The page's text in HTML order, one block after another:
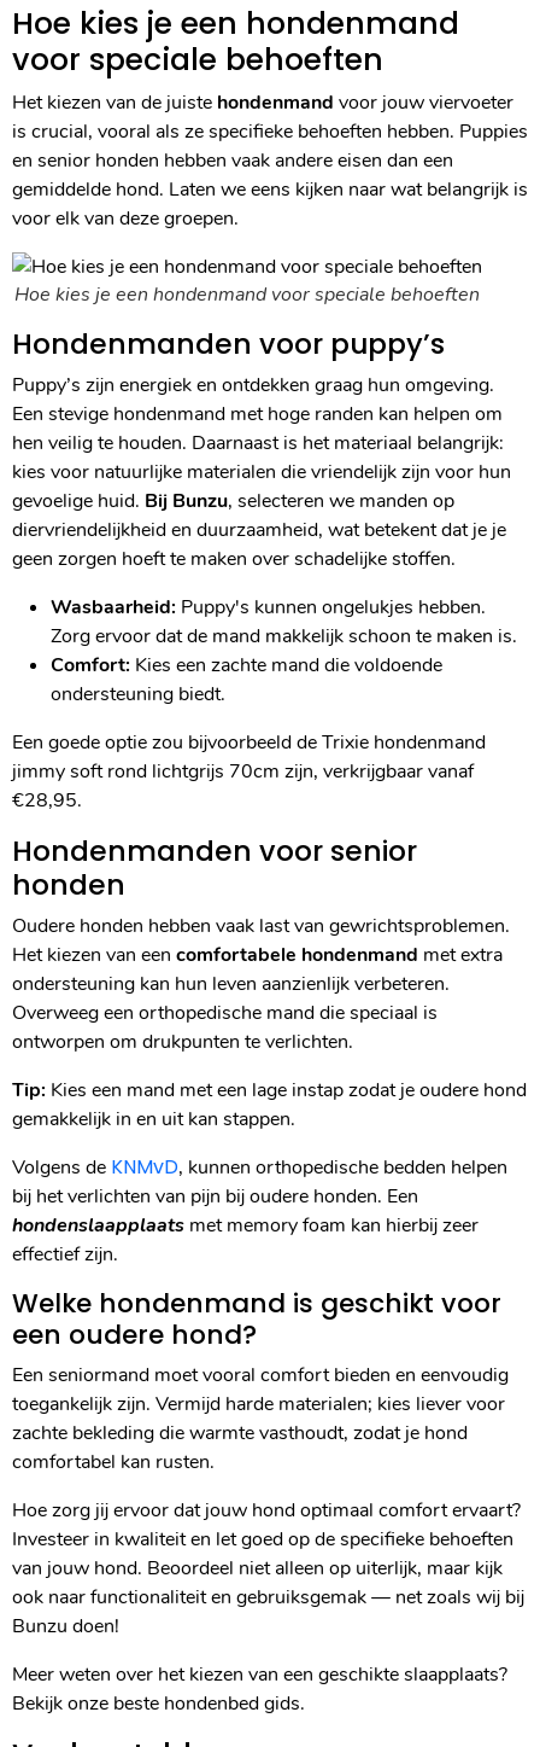
Hoe kies je een hondenmand
voor speciale behoeften
Het kiezen van de juiste hondenmand voor jouw viervoeter
is crucial, vooral als ze specifieke behoeften hebben. Puppies
en senior honden hebben vaak andere eisen dan een
gemiddelde hond. Laten we eens kijken naar wat belangrijk is
voor elk van deze groepen.
Hoe kies je een hondenmand voor speciale behoeften
Hondenmanden voor puppy’s
Puppy’s zijn energiek en ontdekken graag hun omgeving.
Een stevige hondenmand met hoge randen kan helpen om
hen veilig te houden. Daarnaast is het materiaal belangrijk:
kies voor natuurlijke materialen die vriendelijk zijn voor hun
gevoelige huid. Bij Bunzu, selecteren we manden op
diervriendelijkheid en duurzaamheid, wat betekent dat je je
geen zorgen hoeft te maken over schadelijke stoffen.
Wasbaarheid: Puppy's kunnen ongelukjes hebben.
Zorg ervoor dat de mand makkelijk schoon te maken is.
Comfort: Kies een zachte mand die voldoende
ondersteuning biedt.
Een goede optie zou bijvoorbeeld de Trixie hondenmand
jimmy soft rond lichtgrijs 70cm zijn, verkrijgbaar vanaf
€28,95.
Hondenmanden voor senior
honden
Oudere honden hebben vaak last van gewrichtsproblemen.
Het kiezen van een comfortabele hondenmand met extra
ondersteuning kan hun leven aanzienlijk verbeteren.
Overweeg een orthopedische mand die speciaal is
ontworpen om drukpunten te verlichten.
Tip: Kies een mand met een lage instap zodat je oudere hond
gemakkelijk in en uit kan stappen.
Volgens de KNMvD, kunnen orthopedische bedden helpen
bij het verlichten van pijn bij oudere honden. Een
hondenslaapplaats met memory foam kan hierbij zeer
effectief zijn.
Welke hondenmand is geschikt voor
een oudere hond?
Een seniormand moet vooral comfort bieden en eenvoudig
toegankelijk zijn. Vermijd harde materialen; kies liever voor
zachte bekleding die warmte vasthoudt, zodat je hond
comfortabel kan rusten.
Hoe zorg jij ervoor dat jouw hond optimaal comfort ervaart?
Investeer in kwaliteit en let goed op de specifieke behoeften
van jouw hond. Beoordeel niet alleen op uiterlijk, maar kijk
ook naar functionaliteit en gebruiksgemak — net zoals wij bij
Bunzu doen!
Meer weten over het kiezen van een geschikte slaapplaats?
Bekijk onze beste hondenbed gids.